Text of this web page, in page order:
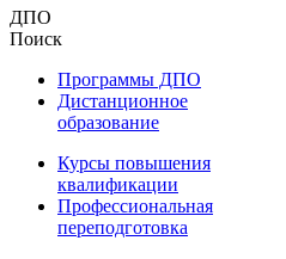
ДПО
Поиск
Программы ДПО
Дистанционное
образование
Курсы повышения
квалификации
Профессиональная
переподготовка